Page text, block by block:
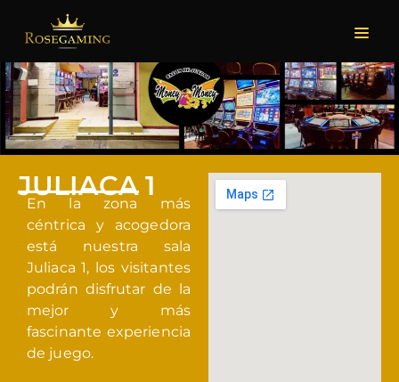
JULIACA 1
En la zona más
céntrica y acogedora
está nuestra sala
Juliaca 1, los visitantes
podrán disfrutar de la
mejor y más
fascinante experiencia
de juego.